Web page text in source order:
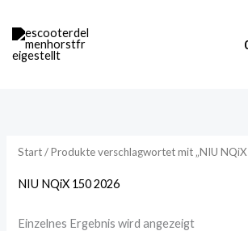
Inhalt
springen
i
n
e
i
e
Start/ Produkte verschlagwortet mit „NIU
NIU NQiX 150 2026
Einzelnes Ergebnis wird angezeigt